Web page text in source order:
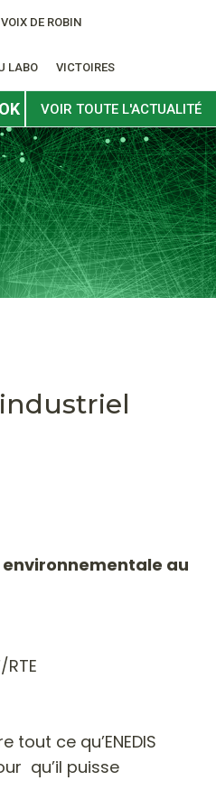
DE ROBIN
LABO VICTOIRES
OK VOIR TOUTE L'ACTUALITÉ
au
ce qu’ENEDIS
qu’il puisse